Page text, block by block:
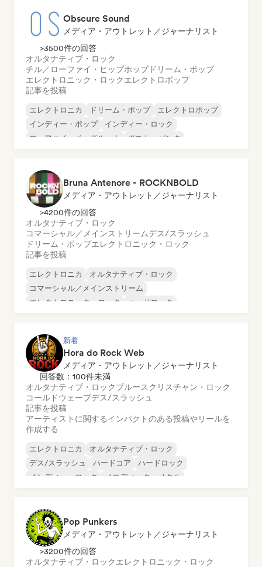
Obscure Sound
メディア・アウトレット／ジャーナリスト
>3500件の回答
オルタナティブ・ロック
チル／ローファイ・ヒップホップドリーム・ポップ
エレクトロニック・ロックエレクトロポップ
記事を投稿
エレクトロニカ ドリーム・ポップ
エレクトロポップ
インディー・ポップ
インディー・ロック
ローファイ・ベッドルーム
ポスト・パンク
Bruna Antenore - ROCKNBOLD
メディア・アウトレット／ジャーナリスト
>4200件の回答
オルタナティブ・ロック
コマーシャル／メインストリームデス/スラッシュ
ドリーム・ポップエレクトロニック・ロック
記事を投稿
エレクトロニカ
オルタナティブ・ロック
コマーシャル／メインストリーム
エレクトロニック・ロック
ハードロック
新着
Hora do Rock Web
メディア・アウトレット／ジャーナリスト
回答数：100件未満
オルタナティブ・ロックブルースクリスチャン・ロック
コールドウェーブデス/スラッシュ
記事を投稿
アーティストに関するインパクトのある投稿やリールを
作成する
エレクトロニカ
オルタナティブ・ロック
デス/スラッシュ
ハードコア
ハードロック
インディー・ロック
メロディック・メタル
Pop Punkers
メディア・アウトレット／ジャーナリスト
>3200件の回答
オルタナティブ・ロックエレクトロニック・ロック